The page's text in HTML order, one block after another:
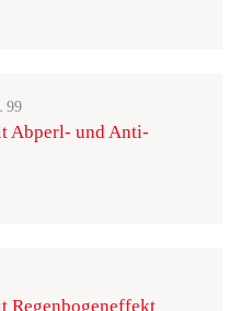
99
Abperl- und Anti-
Regenbogeneffekt